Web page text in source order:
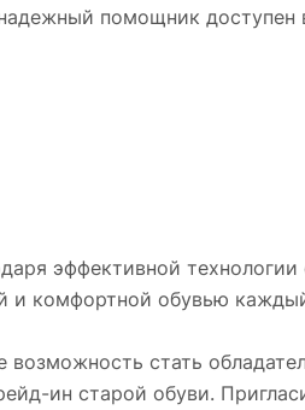
помощник доступен
эффективной технологии
и комфортной обувью
стать
ин старой обуви.